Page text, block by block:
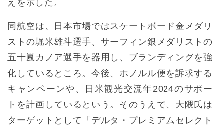
えを示した。
同航空は、日本市場ではスケートボード金メダリ
ストの堀米雄斗選手、サーフィン銀メダリストの
五十嵐カノア選手を器用し、ブランディングを強
化しているところ。今後、ホノルル便を訴求する
キャンペーンや、日米観光交流年2024のサポー
トを計画しているという。そのうえで、大隈氏は
ターゲットとして「デルタ・プレミアムセレクト